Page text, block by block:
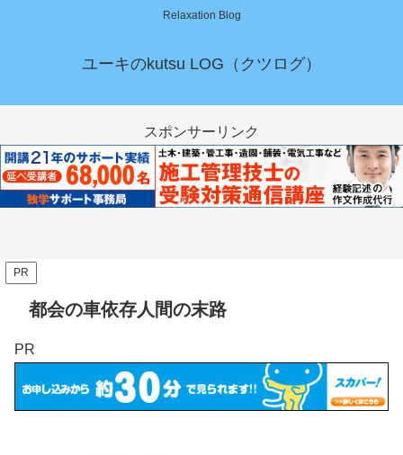
Relaxation Blog
ユーキのkutsu LOG（クツログ）
スポンサーリンク
PR
都会の車依存人間の末路
PR